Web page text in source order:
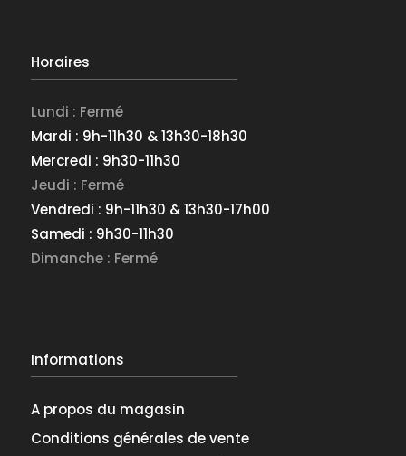
Horaires
Lundi : Fermé
Mardi : 9h-11h30 & 13h30-18h30
Mercredi : 9h30-11h30
Jeudi : Fermé
Vendredi : 9h-11h30 & 13h30-17h00
Samedi : 9h30-11h30
Dimanche : Fermé
Informations
A propos du magasin
Conditions générales de vente